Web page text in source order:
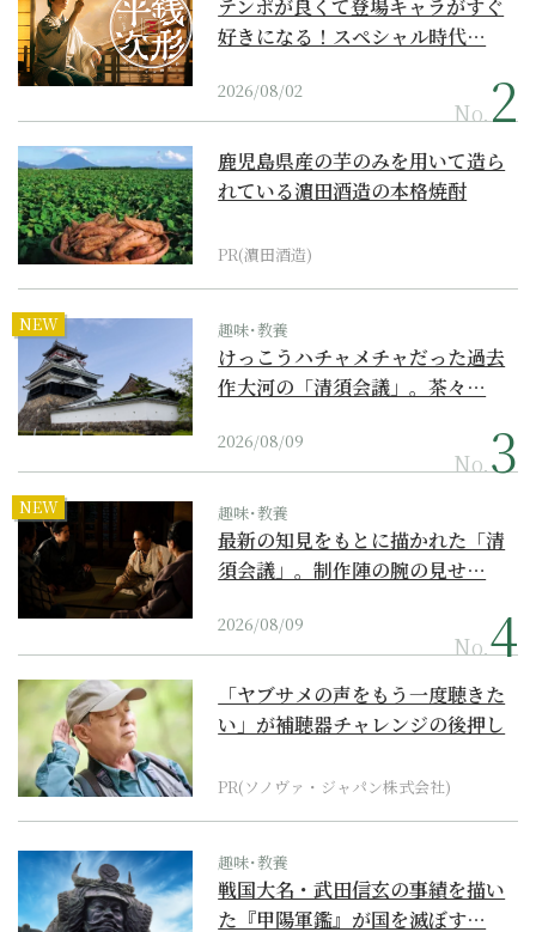
テンポが良くて登場キャラがすぐ
好きになる！スペシャル時代…
2026/08/02
No.
鹿児島県産の芋のみを用いて造ら
れている濵田酒造の本格焼酎
PR(濵田酒造)
NEW 趣味･教養
けっこうハチャメチャだった過去
作大河の「清須会議」。茶々…
2026/08/09
No.
NEW 趣味･教養
最新の知見をもとに描かれた「清
須会議」。制作陣の腕の見せ…
2026/08/09
No.
「ヤブサメの声をもう一度聴きた
い」が補聴器チャレンジの後押し
PR(ソノヴァ・ジャパン株式会社)
趣味･教養
戦国大名・武田信玄の事績を描い
た『甲陽軍鑑』が国を滅ぼす…